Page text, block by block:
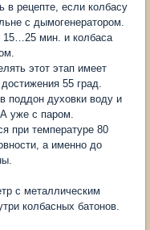
рецепте, если колбасу
с дымогенератором.
15…25 мин. и колбаса
этот этап имеет
55 град.
поддон духовки воду и
уже с паром.
при температуре 80
а именно до
с металлическим
колбасных батонов.